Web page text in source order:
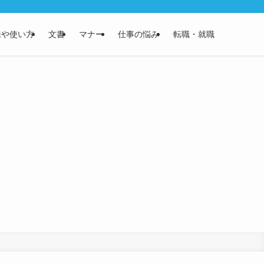
使い方 文書 マナー 仕事の悩み 転職・就職